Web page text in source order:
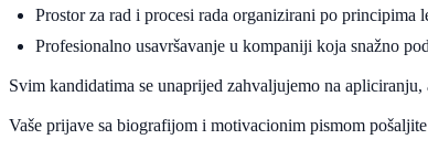
Prostor za rad i procesi rada organizirani po principima
Profesionalno usavršavanje u kompaniji koja snažno
Svim kandidatima se unaprijed zahvaljujemo na
Vaše prijave sa biografijom i motivacionim pismom